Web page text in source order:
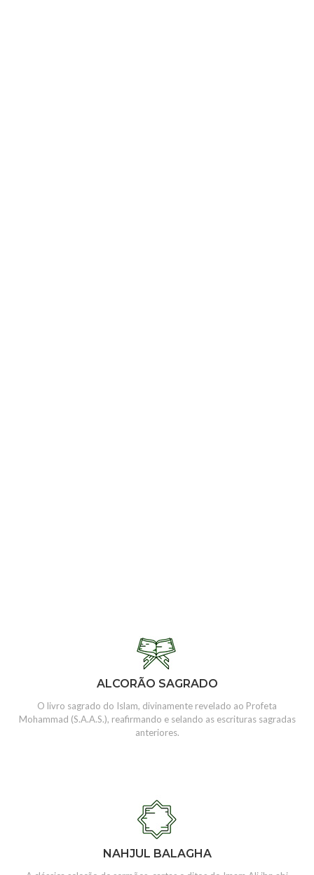
ALCORÃO SAGRADO
O livro sagrado do Islam, divinamente revelado ao Profeta
Mohammad (S.A.A.S.), reafirmando e selando as escrituras sagradas
anteriores.
NAHJUL BALAGHA